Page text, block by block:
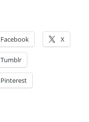
Facebook X
Tumblr
Pinterest